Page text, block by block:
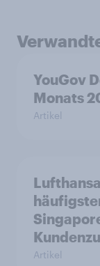
YouGov
Monats
Artikel
Artikel